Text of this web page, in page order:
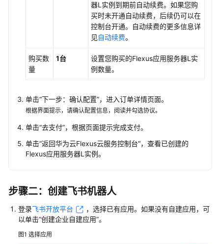
人
（企
业
微
使
Agent
建
个
人
器L实例到期前自动续费。如果您购
买时未开通自动续费，后续仍可以在
控制台开通。自动续费的更多信息详
见自动续费。
购买数
量
1台 设置您购买的Flexus应用服务器L实
例数量。
单击“下一步：确认配置”，进入订单详情页面。
根据界面提示，请确认配置信息，阅读并勾选协议。
单击“去支付”，根据页面提示完成支付。
单击“返回华为云Flexus云服务控制台”，查看已创建的
Flexus应用服务器L实例。
步骤二：创建飞书机器人
登录飞书开放平台
，选择已有应用。如果没有自建应用，可
以单击“创建企业自建应用”。
图1 选择应用